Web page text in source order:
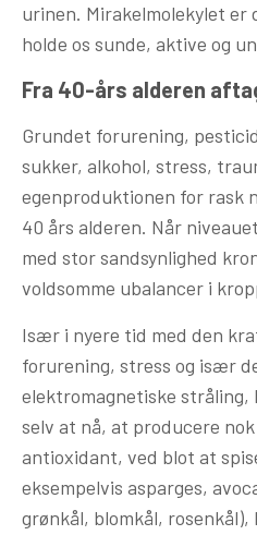
urinen. Mirakelmolekylet
holde os sunde, aktive og
Fra 40-års alderen
Grundet forurening,
sukker, alkohol, stress,
egenproduktionen for rask
40 års alderen. Når
med stor sandsynlighed
voldsomme ubalancer i
Især i nyere tid med den
forurening, stress og især
elektromagnetiske
selv at nå, at producere
antioxidant, ved blot at
eksempelvis asparges,
grønkål, blomkål,